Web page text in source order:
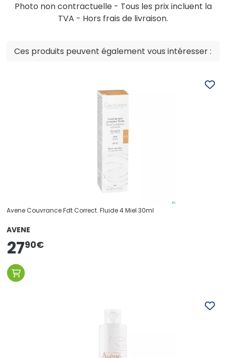
Photo non contractuelle - Tous les prix incluent la
TVA - Hors frais de livraison.
Ces produits peuvent également vous intéresser :
Avene Couvrance Fdt Correct. Fluide 4 Miel 30ml
AVENE
2790€